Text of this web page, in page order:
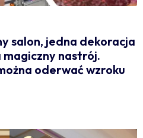
salon, jedna dekoracja
magiczny nastrój.
oderwać wzroku